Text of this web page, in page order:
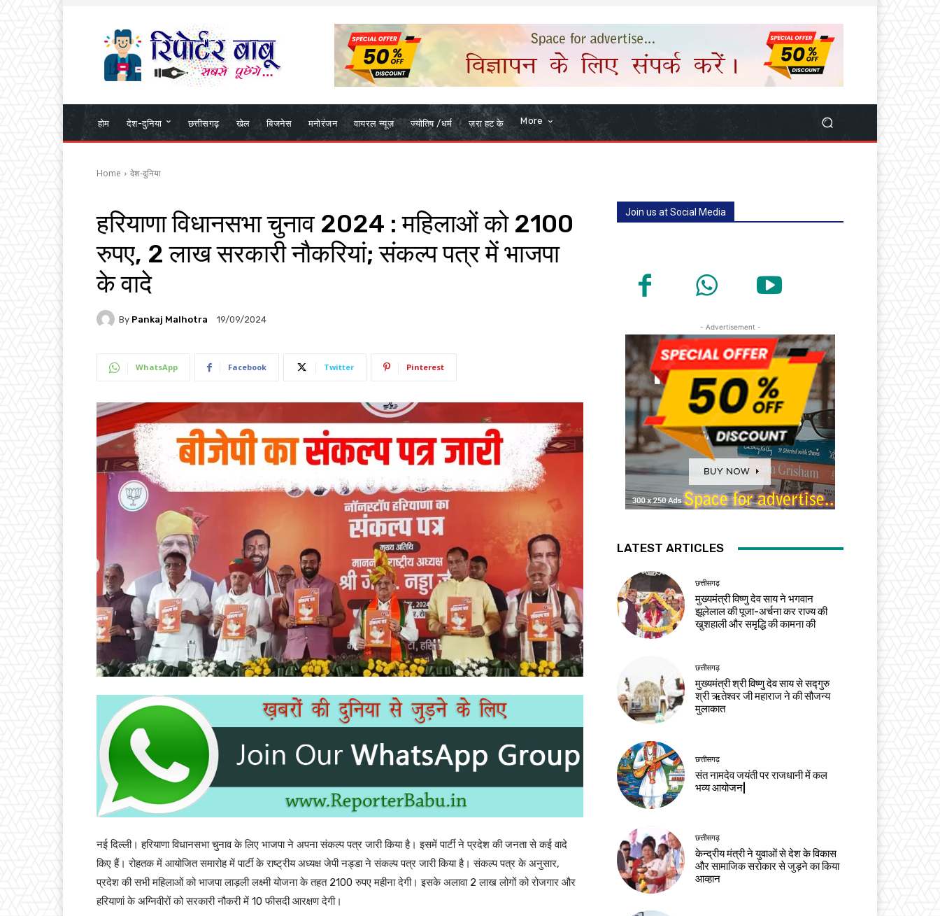
होम देश-दुनिया छत्तीसगढ़ खेल बिजनेस मनोरंजन वायरल न्यूज़ ज्योतिष /धर्म ज़रा हट के More
Home देश-दुनिया
हरियाणा विधानसभा चुनाव 2024 : महिलाओं को 2100
रुपए, 2 लाख सरकारी नौकरियां; संकल्प पत्र में भाजपा
के वादे
By Pankaj Malhotra 19/09/2024
WhatsApp Facebook Twitter Pinterest
नई दिल्ली। हरियाणा विधानसभा चुनाव के लिए भाजपा ने अपना संकल्प पत्र जारी किया है। इसमें पार्टी ने प्रदेश की जनता से कई वादे
किए हैं। रोहतक में आयोजित समारोह में पार्टी के राष्ट्रीय अध्यक्ष जेपी नड्डा ने संकल्प पत्र जारी किया है। संकल्प पत्र के अनुसार,
प्रदेश की सभी महिलाओं को भाजपा लाड़ली लक्ष्मी योजना के तहत 2100 रुपए महीना देगी। इसके अलावा 2 लाख लोगों को रोजगार और
हरियाणां के अग्निवीरों को सरकारी नौकरी में 10 फीसदी आरक्षण देगी।
Join us at Social Media
- Advertisement -
LATEST ARTICLES
छत्तीसगढ़
मुख्यमंत्री विष्णु देव साय ने भगवान
झूलेलाल की पूजा-अर्चना कर राज्य की
खुशहाली और समृद्धि की कामना की
छत्तीसगढ़
मुख्यमंत्री श्री विष्णु देव साय से सद्गुरु
श्री ऋतेश्वर जी महाराज ने की सौजन्य
मुलाकात
छत्तीसगढ़
संत नामदेव जयंती पर राजधानी में कल
भव्य आयोजन|
छत्तीसगढ़
केन्द्रीय मंत्री ने युवाओं से देश के विकास
और सामाजिक सरोकार से जुड़ने का किया
आव्हान